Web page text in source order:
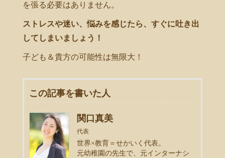
を張る必要はありません。
ストレスや迷い、悩みを感じたら、すぐに吐き出
してしまいましょう！
子ども＆貴方の可能性は無限大！
この記事を書いた人
関口真美
代表
世界×教育＝せかいく代表。
元幼稚園の先生で、元インターナシ